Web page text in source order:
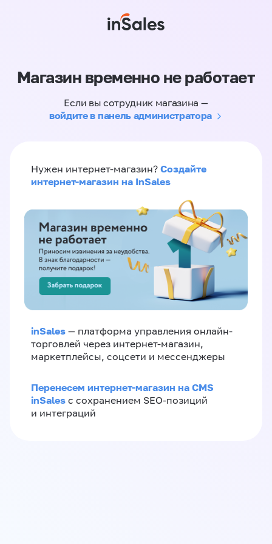
Магазин временно не работает
Если вы сотрудник магазина —
войдите в панель администратора
Нужен интернет-магазин? Создайте
интернет-магазин на InSales
inSales — платформа управления онлайн-
торговлей через интернет-магазин,
маркетплейсы, соцсети и мессенджеры
Перенесем интернет-магазин на CMS
inSales с сохранением SEO-позиций
и интеграций